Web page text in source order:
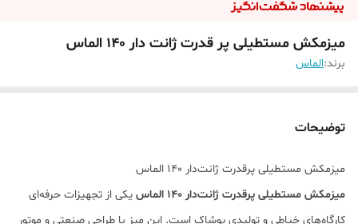
میزمکش مستطیلی پر قدرت ژانت دار 140 الماس
برند:الماس
توضیحات
میزمکش مستطیلی پرقدرت ژانت‌دار 140 الماس
میزمکش مستطیلی پرقدرت ژانت‌دار 140 الماس
یکی از تجهیزات حرفه‌ای
کارگاه‌های خیاطی و تولیدی پوشاک است. این میز با طراحی صنعتی و موتور